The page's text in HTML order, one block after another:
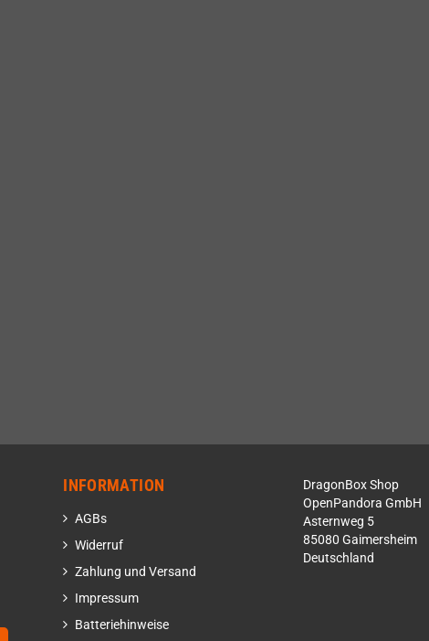
INFORMATION
AGBs
Widerruf
Zahlung und Versand
Impressum
Batteriehinweise
DragonBox Shop
OpenPandora GmbH
Asternweg 5
85080 Gaimersheim
Deutschland